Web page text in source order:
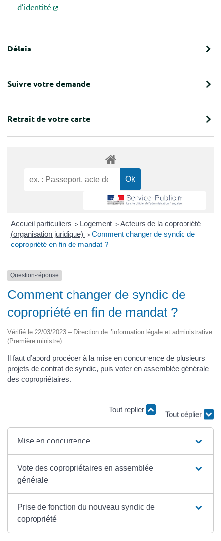
d’identité
Délais
Suivre votre demande
Retrait de votre carte
Accueil particuliers > Logement > Acteurs de la copropriété
(organisation juridique) > Comment changer de syndic de
copropriété en fin de mandat ?
Question-réponse
Comment changer de syndic de
copropriété en fin de mandat ?
Vérifié le 22/03/2023 – Direction de l’information légale et administrative
(Première ministre)
Il faut d’abord procéder à la mise en concurrence de plusieurs
projets de contrat de syndic, puis voter en assemblée générale
des copropriétaires.
Tout replier
Tout déplier
Mise en concurrence
Vote des copropriétaires en assemblée
générale
Prise de fonction du nouveau syndic de
copropriété